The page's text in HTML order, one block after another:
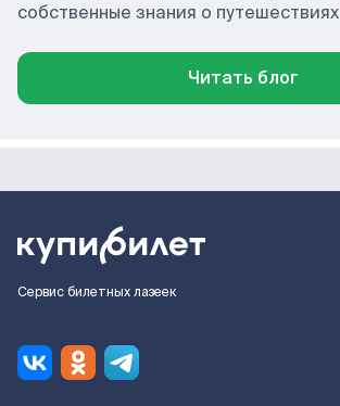
собственные знания о путешествиях
Читать блог
Сервис билетных лазеек